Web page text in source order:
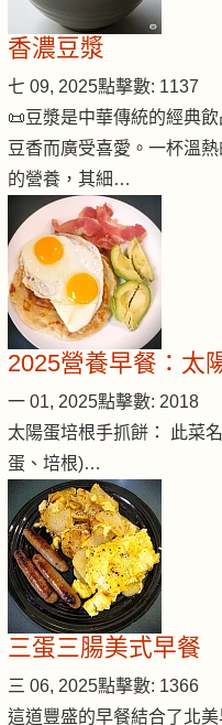
香濃豆漿
七 09, 2025點擊數: 1137
📜豆漿是中華傳統的經典
豆香而廣受喜愛。一杯溫
的營養，其細…
2025營養早餐：太
一 01, 2025點擊數: 2018
太陽蛋培根手抓餅： 此菜
蛋、培根)…
三蛋三腸美式早餐
三 06, 2025點擊數: 1366
這道豐盛的早餐結合了北